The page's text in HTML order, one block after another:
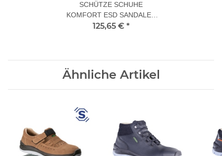
SCHÜTZE SCHUHE
KOMFORT ESD SANDALEN
S1 41 XL
125,65 € *
Ähnliche Artikel